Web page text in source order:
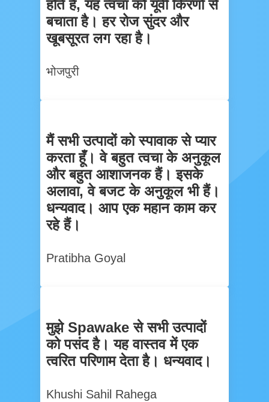
होते हैं, यह त्वचा को यूवी किरणों से
बचाता है। हर रोज सुंदर और
खूबसूरत लग रहा है।
भोजपुरी
मैं सभी उत्पादों को स्पावाक से प्यार
करता हूँ। वे बहुत त्वचा के अनुकूल
और बहुत आशाजनक हैं। इसके
अलावा, वे बजट के अनुकूल भी हैं।
धन्यवाद। आप एक महान काम कर
रहे हैं।
Pratibha Goyal
मुझे Spawake से सभी उत्पादों
को पसंद है। यह वास्तव में एक
त्वरित परिणाम देता है। धन्यवाद।
Khushi Sahil Rahega